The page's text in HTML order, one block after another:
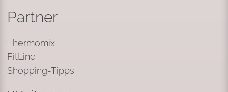
Partner
Thermomix
FitLine
Shopping-Tipps